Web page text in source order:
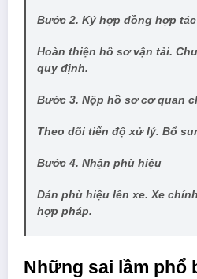
Bước 2. Ký hợp đồng hợp tác
Hoàn thiện hồ sơ vận tải.
quy định.
Bước 3. Nộp hồ sơ cơ quan
Theo dõi tiến độ xử lý. Bổ
Bước 4. Nhận phù hiệu
Dán phù hiệu lên xe. Xe
hợp pháp.
Những sai lầm phổ